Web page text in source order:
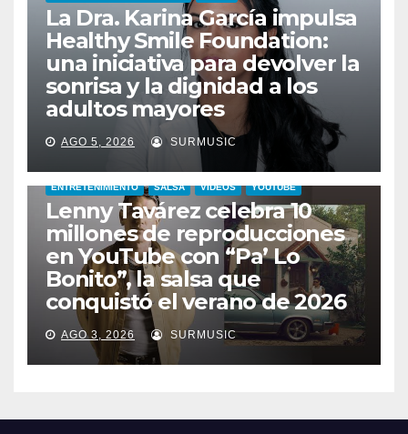
La Dra. Karina García impulsa
Healthy Smile Foundation:
una iniciativa para devolver la
sonrisa y la dignidad a los
adultos mayores
AGO 5, 2026 SURMUSIC
ENTRETENIMIENTO SALSA VIDEOS YOUTUBE
Lenny Tavárez celebra 10
millones de reproducciones
en YouTube con “Pa’ Lo
Bonito”, la salsa que
conquistó el verano de 2026
AGO 3, 2026 SURMUSIC